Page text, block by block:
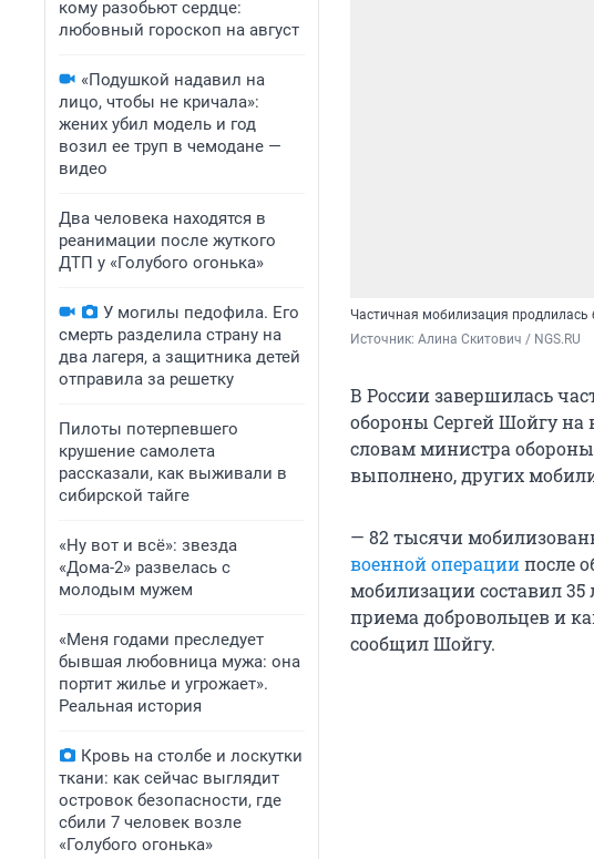
кому разобьют сердце:
любовный гороскоп на август
«Подушкой надавил на
лицо, чтобы не кричала»:
жених убил модель и год
возил ее труп в чемодане —
видео
Два человека находятся в
реанимации после жуткого
ДТП у «Голубого огонька»
У могилы педофила. Его
смерть разделила страну на
два лагеря, а защитника детей
отправила за решетку
Пилоты потерпевшего
крушение самолета
рассказали, как выживали в
сибирской тайге
«Ну вот и всё»: звезда
«Дома-2» развелась с
молодым мужем
«Меня годами преследует
бывшая любовница мужа: она
портит жилье и угрожает».
Реальная история
Кровь на столбе и лоскутки
ткани: как сейчас выглядит
островок безопасности, где
сбили 7 человек возле
«Голубого огонька»
Частичная мобилизация продлилась
Источник: Алина Скитович / NGS.RU
В России завершилась
обороны Сергей Шойгу
словам министра
выполнено, других
— 82 тысячи
военной операциипосле
мобилизации составил 35
приема добровольцев и
сообщил Шойгу.